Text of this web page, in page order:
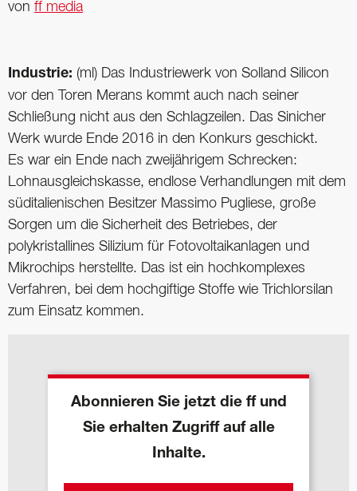
von ff media
Industrie: (ml) Das Industriewerk von Solland Silicon
vor den Toren Merans kommt auch nach seiner
Schließung nicht aus den Schlagzeilen. Das Sinicher
Werk wurde Ende 2016 in den Konkurs geschickt.
Es war ein Ende nach zweijährigem Schrecken:
Lohnausgleichskasse, endlose Verhandlungen mit dem
süditalienischen Besitzer Massimo Pugliese, große
Sorgen um die Sicherheit des Betriebes, der
polykristallines Silizium für Fotovoltaikanlagen und
Mikrochips herstellte. Das ist ein hochkomplexes
Verfahren, bei dem hochgiftige Stoffe wie Trichlorsilan
zum Einsatz kommen.
Abonnieren Sie jetzt die ff und
Sie erhalten Zugriff auf alle
Inhalte.